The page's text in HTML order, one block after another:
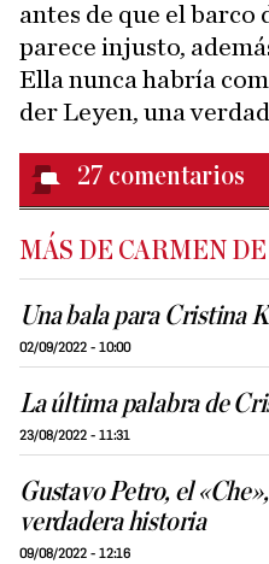
antes de que el barco
parece injusto,
Ella nunca habría
der Leyen, una
27 comentarios
MÁS DE CARMEN
Una bala para Cristina
02/09/2022 - 10:00
La última palabra de
23/08/2022 - 11:31
Gustavo Petro, el
verdadera historia
09/08/2022 - 12:16